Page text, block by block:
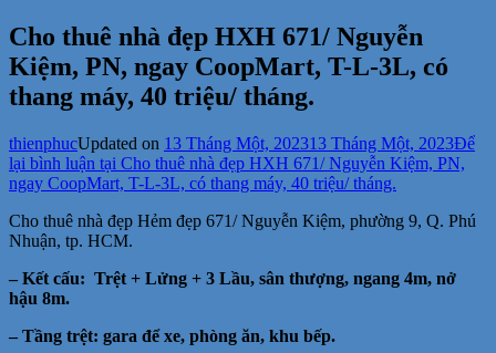
Cho thuê nhà đẹp HXH 671/ Nguyễn
Kiệm, PN, ngay CoopMart, T-L-3L, có
thang máy, 40 triệu/ tháng.
thienphucUpdated on 13 Tháng Một, 202313 Tháng Một, 2023Để
lại bình luận tại Cho thuê nhà đẹp HXH 671/ Nguyễn Kiệm, PN,
ngay CoopMart, T-L-3L, có thang máy, 40 triệu/ tháng.
Cho thuê nhà đẹp Hẻm đẹp 671/ Nguyễn Kiệm, phường 9, Q. Phú
Nhuận, tp. HCM.
– Kết cấu: Trệt + Lửng + 3 Lầu, sân thượng, ngang 4m, nở
hậu 8m.
– Tầng trệt: gara để xe, phòng ăn, khu bếp.